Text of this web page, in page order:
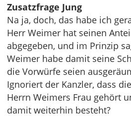
Zusatzfrage Jung
Na ja, doch, das habe ich
Herr Weimer hat seinen
abgegeben, und im Prinzip
Weimer habe damit seine
die Vorwürfe seien
Ignoriert der Kanzler, dass
Herrn Weimers Frau gehört
damit weiterhin besteht?